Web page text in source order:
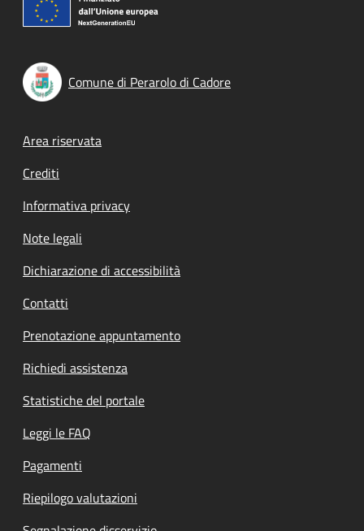
Comune di Perarolo di Cadore
Footer menu
Area riservata
Crediti
Informativa privacy
Note legali
Dichiarazione di accessibilità
Contatti
Prenotazione appuntamento
Richiedi assistenza
Statistiche del portale
Leggi le FAQ
Pagamenti
Riepilogo valutazioni